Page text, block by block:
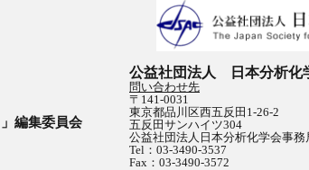
編集委員会
公益社団法人 日本分析化
問い合わせ先
〒141-0031
東京都品川区西五反田1-26-2
五反田サンハイツ304
公益社団法人日本分析化学会事務
Tel：03-3490-3537
Fax：03-3490-3572